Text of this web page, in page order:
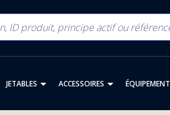
JETABLES ACCESSOIRES ÉQUIPEMENT